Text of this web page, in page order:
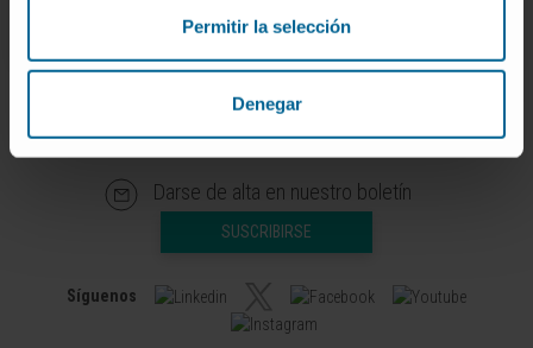
Permitir la selección
Denegar
Darse de alta en nuestro boletín
SUSCRIBIRSE
Síguenos